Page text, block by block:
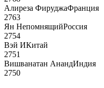
Алиреза ФируджаФранция
2763
Ян НепомнящийРоссия
2754
Вэй ИКитай
2751
Вишванатан АнандИндия
2750